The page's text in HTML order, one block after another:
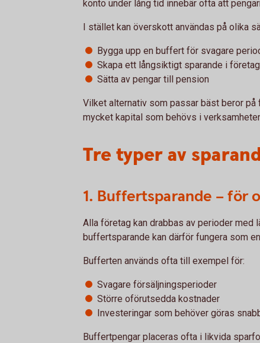
konto under lång tid innebär ofta att
I stället kan överskott användas på olika
Bygga upp en buffert för svagare
Skapa ett långsiktigt sparande i
Sätta av pengar till pension
Vilket alternativ som passar bäst beror
mycket kapital som behövs i
Tre typer av
1. Buffertsparande – för
Alla företag kan drabbas av perioder med
buffertsparande kan därför fungera som
Bufferten används ofta till exempel för:
Svagare försäljningsperioder
Större oförutsedda kostnader
Investeringar som behöver göras
Buffertpengar placeras ofta i likvida